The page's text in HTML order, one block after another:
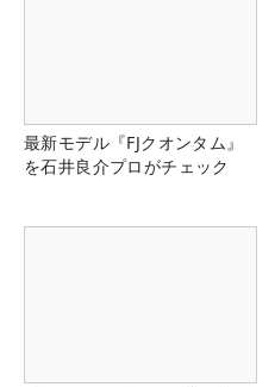
最新モデル『FJクオンタム』
を石井良介プロがチェック